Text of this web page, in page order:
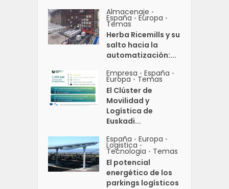
Almacenaje •
España • Europa •
Temas
Herba Ricemills y su
salto hacia la
automatización:...
Empresa • España •
Europa • Temas
El Clúster de
Movilidad y
Logística de
Euskadi...
España • Europa •
Logistica •
Tecnologia • Temas
El potencial
energético de los
parkings logísticos